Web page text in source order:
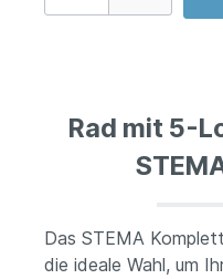
Rad mit 5-
Das STEMA
die ideale Wahl, um